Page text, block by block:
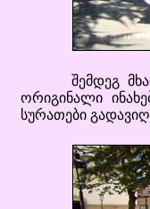
შემდეგ
ორიგინალი
სურათები